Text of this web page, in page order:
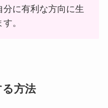
分に有利な方向に生
。
方法